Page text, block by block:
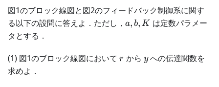
図1のブロック線図と図2のフィードバック制御系に関す
る以下の設問に答えよ．ただし， a,
a, b, K は定数パラメー
タとする．
(1) 図1のブロック線図において r
r から y
yへの伝達関数を
求めよ．